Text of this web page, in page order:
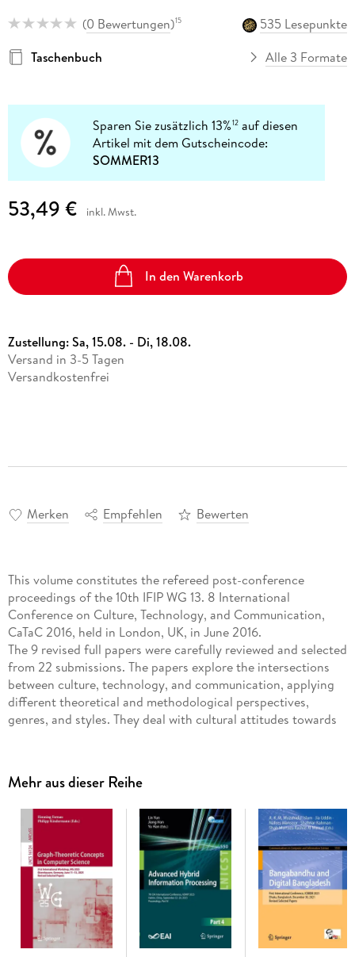
(0 Bewertungen)15
535 Lesepunkte
Taschenbuch
Alle 3 Formate
Sparen Sie zusätzlich 13%12 auf diesen
Artikel mit dem Gutscheincode:
SOMMER13
53,49 € inkl. Mwst.
In den Warenkorb
Zustellung:Sa, 15.08. - Di, 18.08.
Versand in 3-5 Tagen
Versandkostenfrei
Merken Empfehlen Bewerten
This volume constitutes the refereed post-conference
proceedings of the 10th IFIP WG 13. 8 International
Conference on Culture, Technology, and Communication,
CaTaC 2016, held in London, UK, in June 2016.
The 9 revised full papers were carefully reviewed and selected
from 22 submissions. The papers explore the intersections
between culture, technology, and communication, applying
different theoretical and methodological perspectives,
genres, and styles. They deal with cultural attitudes towards
Mehr aus dieser Reihe